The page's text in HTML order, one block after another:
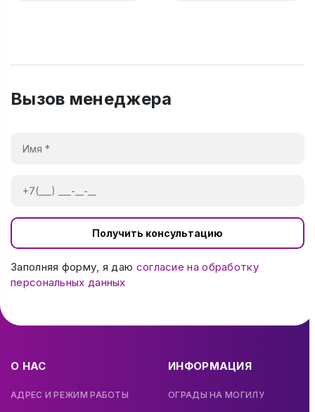
Вызов менеджера
Получить консультацию
Заполняя форму, я даю согласие на обработку
персональных данных
О НАС
АДРЕС И РЕЖИМ РАБОТЫ
ИНФОРМАЦИЯ
ОГРАДЫ НА МОГИЛУ